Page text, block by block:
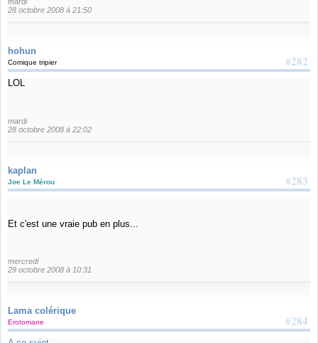
mardi
28 octobre 2008 à 21:50
hohun
#282
Comique tripier
LOL
mardi
28 octobre 2008 à 22:02
kaplan
#283
Joe Le Mérou
Et c'est une vraie pub en plus...
mercredi
29 octobre 2008 à 10:31
Lama colérique
#284
Erotomane